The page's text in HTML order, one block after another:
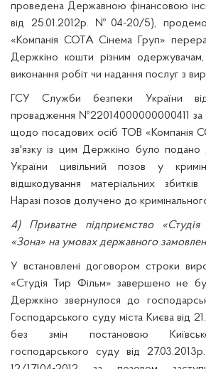
проведена Державною фінансовою
від 25.01.2012р. №04-20/5),
«Компанія СОТА Сінема Груп»
Держкіно кошти різним
виконання робіт чи надання послуг з
ГСУ Служби безпеки України
провадження №22014000000000411 за
щодо посадових осіб ТОВ «Компанія
зв'язку із цим Держкіно було
України цивільний позов у
відшкодування матеріальних
Наразі позов долучено до
4) Приватне підприємство
«Зона» на умовах державного
У встановлені договором строки
«Студія Тир Фільм» завершено не
Держкіно звернулося до
Господарського суду міста Києва від
без змін постановою
господарського суду від